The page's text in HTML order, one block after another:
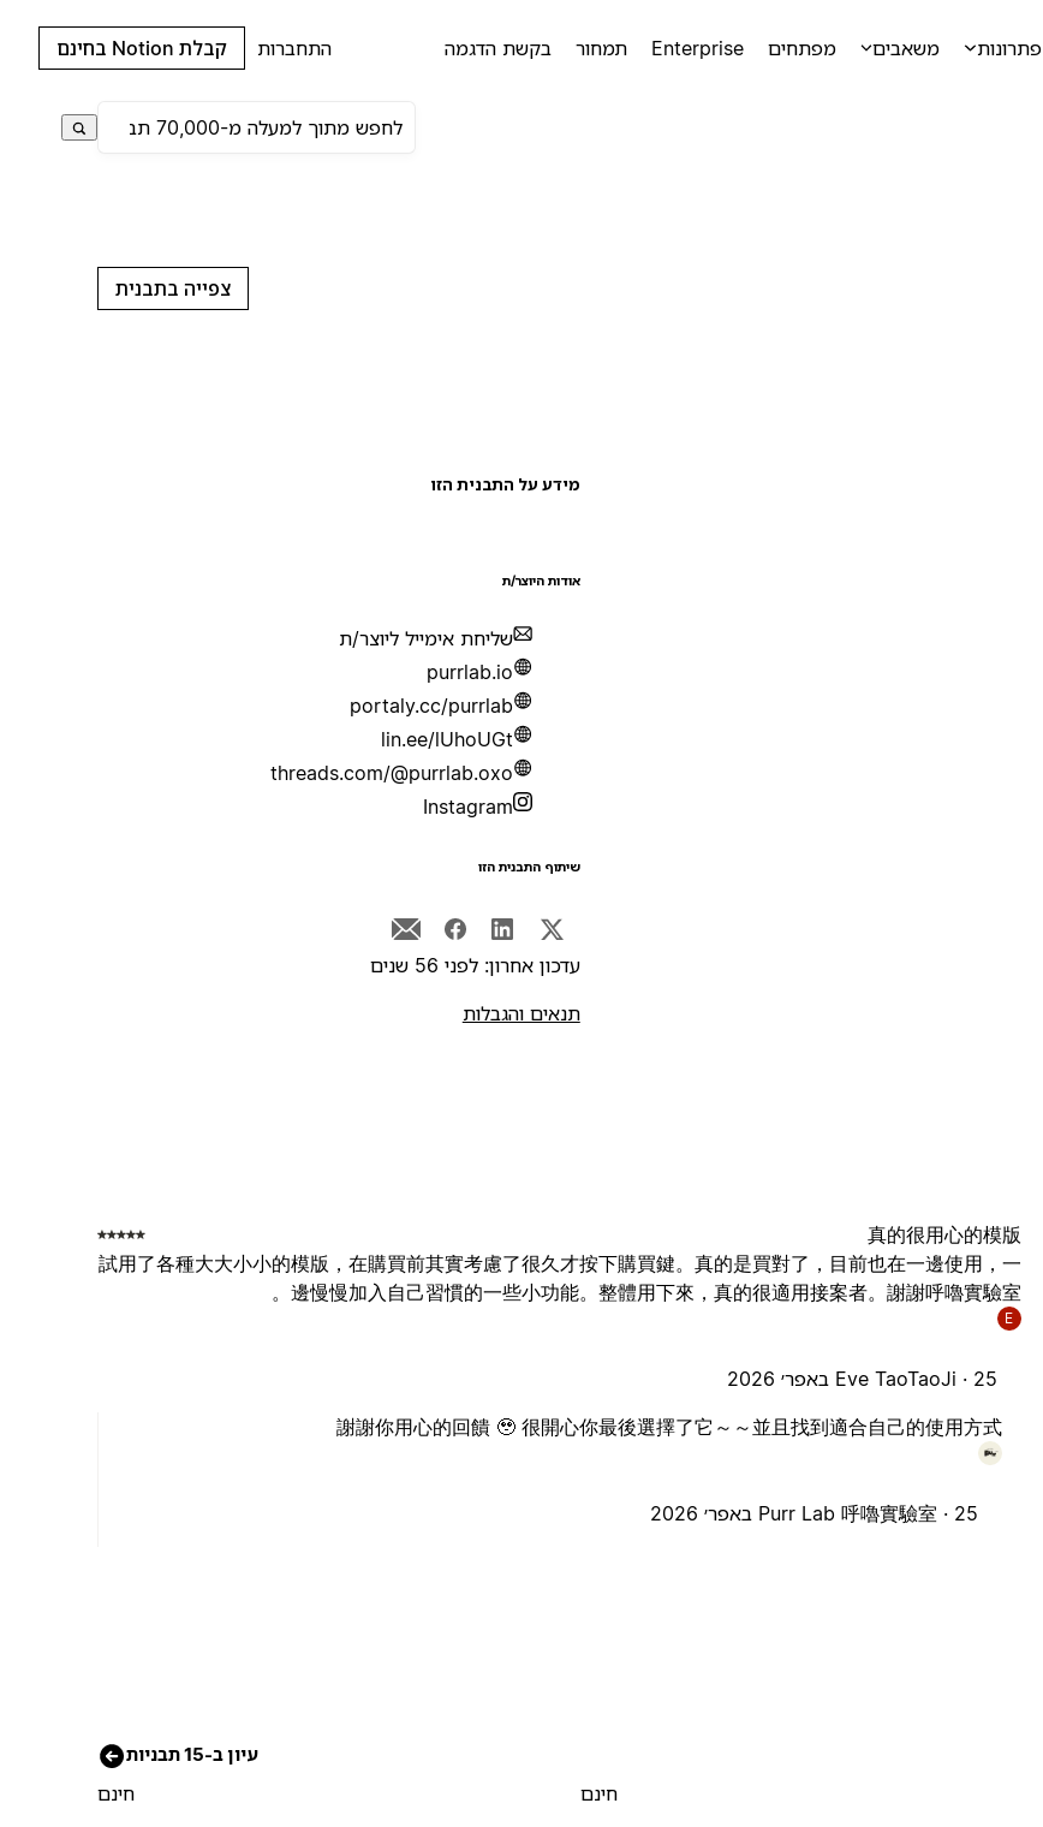
פתרונות משאבים מפתחים Enterprise תמחור בקשת הדגמה התחברות קבלת Notion בחינם
צפייה בתבנית
מידע על התבנית הזו
אודות היוצר/ת
שליחת אימייל ליוצר/ת
purrlab.io
portaly.cc/purrlab
lin.ee/lUhoUGt
threads.com/@purrlab.oxo
Instagram
שיתוף התבנית הזו
עדכון אחרון: לפני 56 שנים
תנאים והגבלות
真的很用心的模版
試用了各種大大小小的模版，在購買前其實考慮了很久才按下購買鍵。真的是買對了，目前也在一邊使用，一
邊慢慢加入自己習慣的一些小功能。整體用下來，真的很適用接案者。謝謝呼嚕實驗室。
E
Eve TaoTaoJi · 25 באפר׳ 2026
謝謝你用心的回饋 🥹 很開心你最後選擇了它～～並且找到適合自己的使用方式
Purr Lab 呼嚕實驗室 · 25 באפר׳ 2026
עיון ב-15 תבניות
חינם חינם